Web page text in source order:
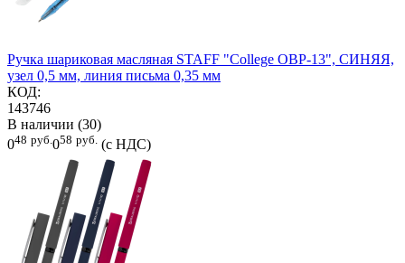
Ручка шариковая масляная STAFF "College OBP-13", СИНЯЯ,
узел 0,5 мм, линия письма 0,35 мм
КОД:
143746
В наличии (30)
048 руб.058 руб. (с НДС)